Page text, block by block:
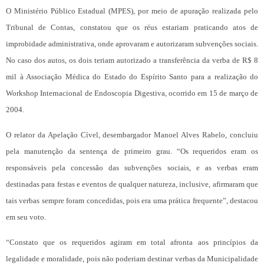
O Ministério Público Estadual (MPES), por meio de apuração realizada pelo
Tribunal de Contas, constatou que os réus estariam praticando atos de
improbidade administrativa, onde aprovaram e autorizaram subvenções sociais.
No caso dos autos, os dois teriam autorizado a transferência da verba de R$ 8
mil à Associação Médica do Estado do Espírito Santo para a realização do
Workshop Internacional de Endoscopia Digestiva, ocorrido em 15 de março de
2004.
O relator da Apelação Cível, desembargador Manoel Alves Rabelo, concluiu
pela manutenção da sentença de primeiro grau. “Os requeridos eram os
responsáveis pela concessão das subvenções sociais, e as verbas eram
destinadas para festas e eventos de qualquer natureza, inclusive, afirmaram que
tais verbas sempre foram concedidas, pois era uma prática frequente”, destacou
em seu voto.
“Constato que os requeridos agiram em total afronta aos princípios da
legalidade e moralidade, pois não poderiam destinar verbas da Municipalidade